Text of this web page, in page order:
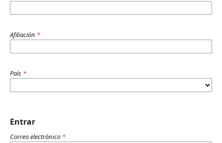
Afiliación *
País *
Entrar
Correo electrónico *